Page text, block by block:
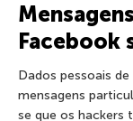
Facebook
Dados pessoais
mensagens
se que os hackers